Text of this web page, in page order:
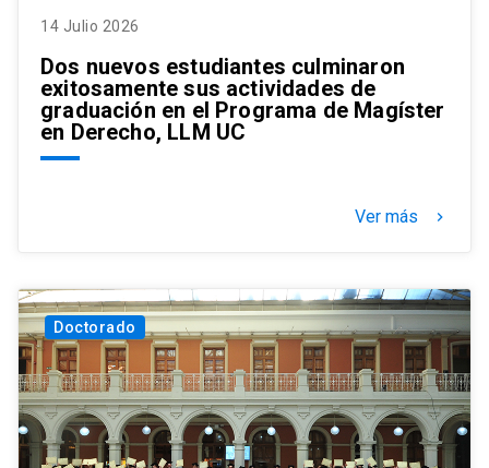
14 Julio 2026
Dos nuevos estudiantes culminaron
exitosamente sus actividades de
graduación en el Programa de Magíster
en Derecho, LLM UC
Ver más keyboard_arrow_right
Doctorado